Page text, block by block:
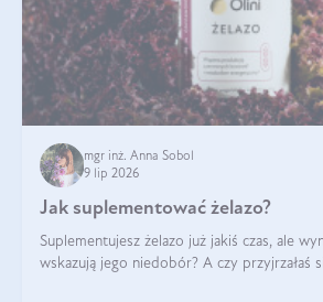
mgr inż. Anna Sobol
9 lip 2026
Jak suplementować żelazo?
Suplementujesz żelazo już jakiś czas, ale
wskazują jego niedobór? A czy przyjrzałaś